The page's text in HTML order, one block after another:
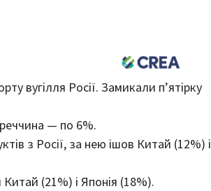
вугілля Росії. Замикали п’ятірку
— по 6%.
з Росії, за нею ішов Китай (12%) і
(21%) і Японія (18%).